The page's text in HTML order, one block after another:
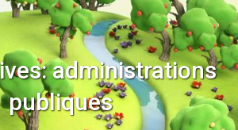
administrations
publiques